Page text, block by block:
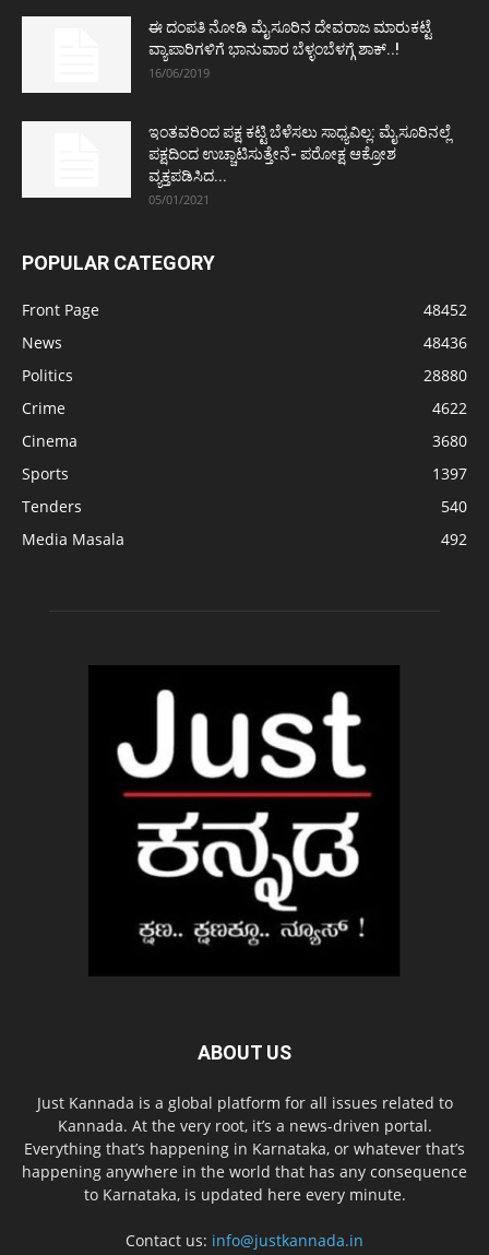
ಈ ದಂಪತಿ ನೋಡಿ ಮೈಸೂರಿನ ದೇವರಾಜ ಮಾರುಕಟ್ಟೆ
ವ್ಯಾಪಾರಿಗಳಿಗೆ ಭಾನುವಾರ ಬೆಳ್ಳಂಬೆಳಗ್ಗೆ ಶಾಕ್..!
16/06/2019
ಇಂತವರಿಂದ ಪಕ್ಷ ಕಟ್ಟಿ ಬೆಳೆಸಲು ಸಾಧ್ಯವಿಲ್ಲ: ಮೈಸೂರಿನಲ್ಲೆ
ಪಕ್ಷದಿಂದ ಉಚ್ಚಾಟಿಸುತ್ತೇನೆ- ಪರೋಕ್ಷ ಆಕ್ರೋಶ
ವ್ಯಕ್ತಪಡಿಸಿದ...
05/01/2021
POPULAR CATEGORY
Front Page
48452
News
48436
Politics
28880
Crime
4622
Cinema
3680
Sports
1397
Tenders
540
Media Masala
492
ABOUT US
Just Kannada is a global platform for all issues related to
Kannada. At the very root, it’s a news-driven portal.
Everything that’s happening in Karnataka, or whatever that’s
happening anywhere in the world that has any consequence
to Karnataka, is updated here every minute.
Contact us: info@justkannada.in